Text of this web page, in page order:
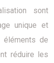
sont
unique et
éléments de
réduire les